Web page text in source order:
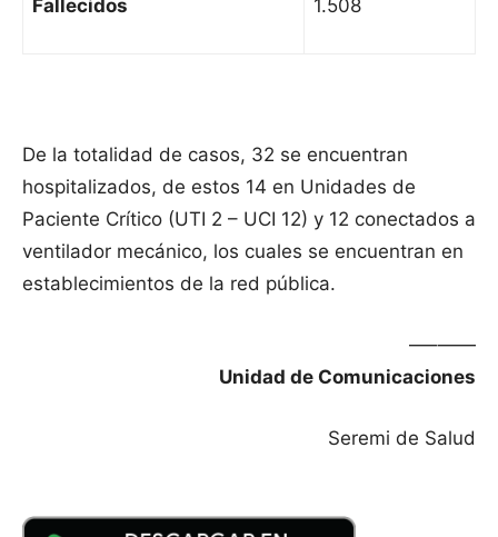
Fallecidos 1.508
De la totalidad de casos, 32 se encuentran
hospitalizados, de estos 14 en Unidades de
Paciente Crítico (UTI 2 – UCI 12) y 12 conectados a
ventilador mecánico, los cuales se encuentran en
establecimientos de la red pública.
—–——
Unidad de Comunicaciones
Seremi de Salud